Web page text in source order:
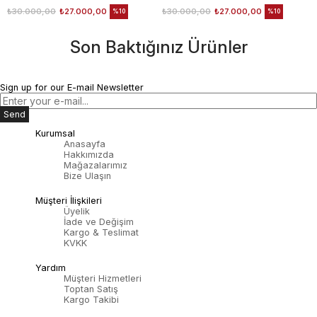
₺27.000,00
₺30.000,00 %10 ₺27.000,00
₺30.000,00 %10
Son Baktığınız Ürünler
Sign up for our E-mail Newsletter
Send
Kurumsal
Anasayfa
Hakkımızda
Mağazalarımız
Bize Ulaşın
Müşteri İlişkileri
Üyelik
İade ve Değişim
Kargo & Teslimat
KVKK
Yardım
Müşteri Hizmetleri
Toptan Satış
Kargo Takibi